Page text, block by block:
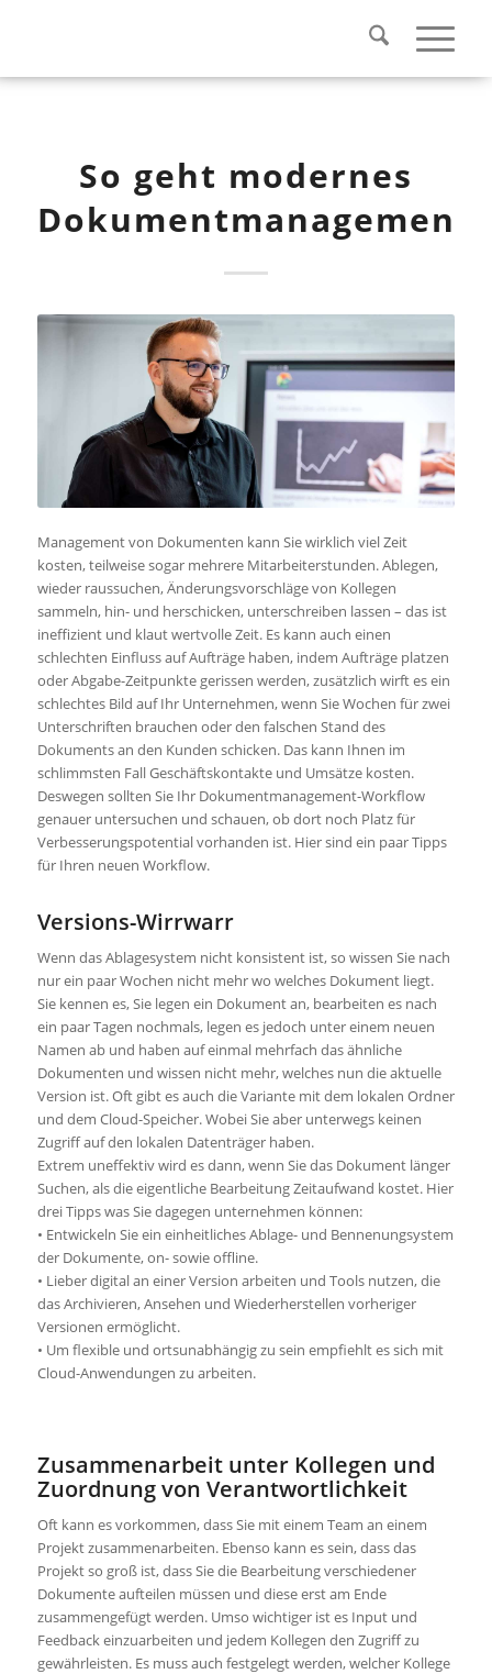
So geht modernes
Dokumentmanagement
Management von Dokumenten kann Sie wirklich viel Zeit
kosten, teilweise sogar mehrere Mitarbeiterstunden. Ablegen,
wieder raussuchen, Änderungsvorschläge von Kollegen
sammeln, hin- und herschicken, unterschreiben lassen – das ist
ineffizient und klaut wertvolle Zeit. Es kann auch einen
schlechten Einfluss auf Aufträge haben, indem Aufträge platzen
oder Abgabe-Zeitpunkte gerissen werden, zusätzlich wirft es ein
schlechtes Bild auf Ihr Unternehmen, wenn Sie Wochen für zwei
Unterschriften brauchen oder den falschen Stand des
Dokuments an den Kunden schicken. Das kann Ihnen im
schlimmsten Fall Geschäftskontakte und Umsätze kosten.
Deswegen sollten Sie Ihr Dokumentmanagement-Workflow
genauer untersuchen und schauen, ob dort noch Platz für
Verbesserungspotential vorhanden ist. Hier sind ein paar Tipps
für Ihren neuen Workflow.
Versions-Wirrwarr
Wenn das Ablagesystem nicht konsistent ist, so wissen Sie nach
nur ein paar Wochen nicht mehr wo welches Dokument liegt.
Sie kennen es, Sie legen ein Dokument an, bearbeiten es nach
ein paar Tagen nochmals, legen es jedoch unter einem neuen
Namen ab und haben auf einmal mehrfach das ähnliche
Dokumenten und wissen nicht mehr, welches nun die aktuelle
Version ist. Oft gibt es auch die Variante mit dem lokalen Ordner
und dem Cloud-Speicher. Wobei Sie aber unterwegs keinen
Zugriff auf den lokalen Datenträger haben.
Extrem uneffektiv wird es dann, wenn Sie das Dokument länger
Suchen, als die eigentliche Bearbeitung Zeitaufwand kostet. Hier
drei Tipps was Sie dagegen unternehmen können:
• Entwickeln Sie ein einheitliches Ablage- und Bennenungsystem
der Dokumente, on- sowie offline.
• Lieber digital an einer Version arbeiten und Tools nutzen, die
das Archivieren, Ansehen und Wiederherstellen vorheriger
Versionen ermöglicht.
• Um flexible und ortsunabhängig zu sein empfiehlt es sich mit
Cloud-Anwendungen zu arbeiten.
Zusammenarbeit unter Kollegen und
Zuordnung von Verantwortlichkeit
Oft kann es vorkommen, dass Sie mit einem Team an einem
Projekt zusammenarbeiten. Ebenso kann es sein, dass das
Projekt so groß ist, dass Sie die Bearbeitung verschiedener
Dokumente aufteilen müssen und diese erst am Ende
zusammengefügt werden. Umso wichtiger ist es Input und
Feedback einzuarbeiten und jedem Kollegen den Zugriff zu
gewährleisten. Es muss auch festgelegt werden, welcher Kollege